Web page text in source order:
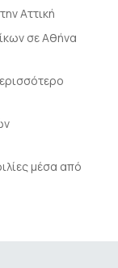
Αττική
σε Αθήνα
μέσα από